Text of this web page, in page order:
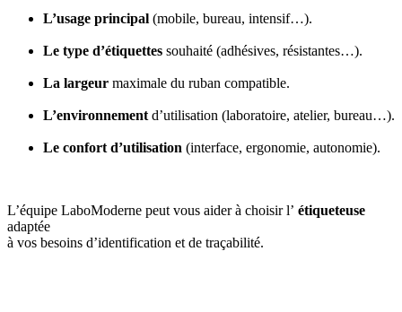
L’usage principal (mobile, bureau, intensif…).
Le type d’étiquettes souhaité (adhésives, résistantes…).
La largeur maximale du ruban compatible.
L’environnement d’utilisation (laboratoire, atelier, bureau…).
Le confort d’utilisation (interface, ergonomie, autonomie).
L’équipe LaboModerne peut vous aider à choisir l’ étiqueteuse
adaptée
à vos besoins d’identification et de traçabilité.